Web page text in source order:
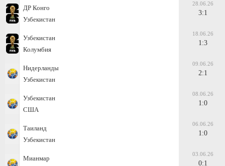
ДР Конго
Узбекистан
28.06.26
3:1
Узбекистан
Колумбия
18.06.26
1:3
Нидерланды
Узбекистан
09.06.26
2:1
Узбекистан
США
08.06.26
1:0
Таиланд
Узбекистан
06.06.26
1:0
Мианмар
03.06.26
0:1